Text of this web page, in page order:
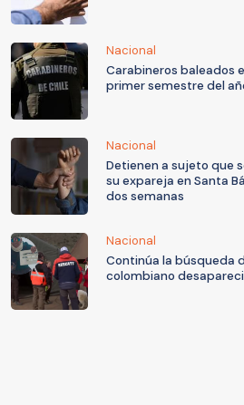
Nacional
Carabineros baleados
primer semestre del
Nacional
Detienen a sujeto que
su expareja en Santa
dos semanas
Nacional
Continúa la búsqueda
colombiano